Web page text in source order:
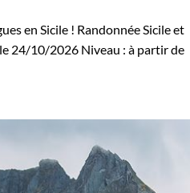
en Sicile ! Randonnée Sicile et
24/10/2026 Niveau : à partir de